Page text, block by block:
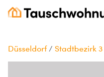
Düsseldorf / Stadtbezirk 3